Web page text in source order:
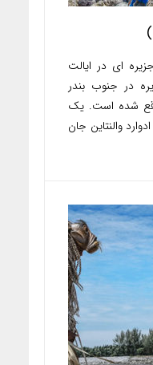
ای در ایالت
در جنوب بندر
شده است. یک
والنتاین جان